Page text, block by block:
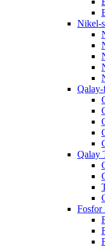
Nikel-
Qalay
Fosfor